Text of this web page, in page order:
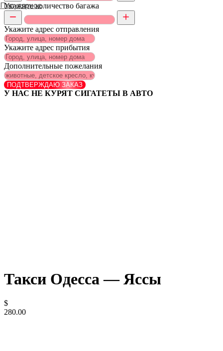
Популярное
Укажите количество багажа
Укажите адрес отправления
Укажите адрес прибытия
Дополнительные пожелания
ПОДТВЕРЖДАЮ ЗАКАЗ
У НАС НЕ КУРЯТ СИГАТЕТЫ В АВТО
Такси Одесса — Яссы
$
280.00